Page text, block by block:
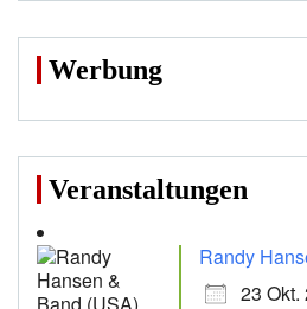
Werbung
Veranstaltungen
Randy
23 Okt.